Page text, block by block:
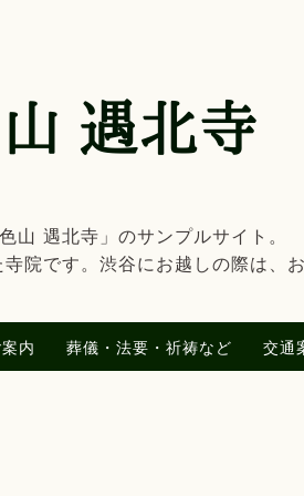
山 遇北寺」のサンプルサイト。
院です。渋谷にお越しの際は、
内 葬儀・法要・祈祷など 交通